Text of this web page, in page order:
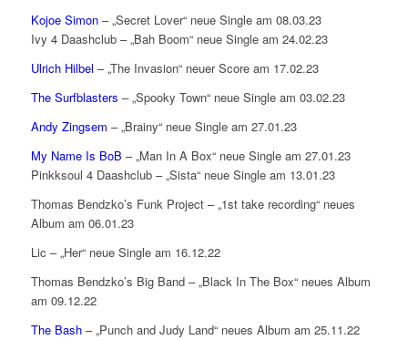
Kojoe Simon– „Secret Lover“ neue Single am 08.03.23
Ivy 4 Daashclub – „Bah Boom“ neue Single am 24.02.23
Ulrich Hilbel – „The Invasion“ neuer Score am 17.02.23
The Surfblasters – „Spooky Town“ neue Single am 03.02.23
Andy Zingsem – „Brainy“ neue Single am 27.01.23
My Name Is BoB – „Man In A Box“ neue Single am 27.01.23
Pinkksoul 4 Daashclub – „Sista“ neue Single am 13.01.23
Thomas Bendzko’s Funk Project – „1st take recording“ neues
Album am 06.01.23
Lic – „Her“ neue Single am 16.12.22
Thomas Bendzko’s Big Band – „Black In The Box“ neues Album
am 09.12.22
The Bash– „Punch and Judy Land“ neues Album am 25.11.22